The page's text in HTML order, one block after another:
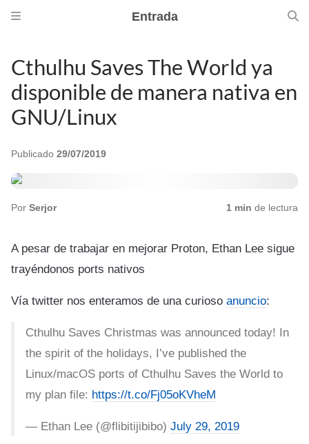
Entrada
Cthulhu Saves The World ya
disponible de manera nativa en
GNU/Linux
Publicado 29/07/2019
Por Serjor 1 min de lectura
A pesar de trabajar en mejorar Proton, Ethan Lee sigue
trayéndonos ports nativos
Vía twitter nos enteramos de una curioso anuncio:
Cthulhu Saves Christmas was announced today! In
the spirit of the holidays, I’ve published the
Linux/macOS ports of Cthulhu Saves the World to
my plan file: https://t.co/Fj05oKVheM
— Ethan Lee (@flibitijibibo) July 29, 2019